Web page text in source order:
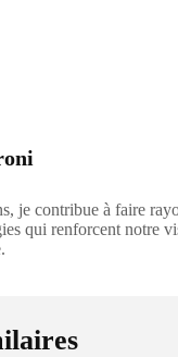
je contribue à faire
qui renforcent notre